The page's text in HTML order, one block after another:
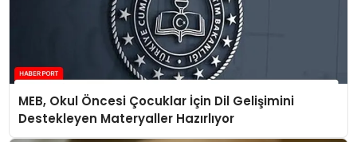
MEB, Okul Öncesi Çocuklar İçin Dil Gelişimini
Destekleyen Materyaller Hazırlıyor